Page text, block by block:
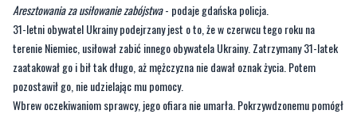
zaatakował go i bił tak długo, aż mężczyzna nie dawał oznak życia. Potem
pozostawił go, nie udzielając mu pomocy.
Wbrew oczekiwaniom sprawcy, jego ofiara nie umarła. Pokrzywdzonemu pomógł
przechodzień, który zaalarmował policjantów.
[youtube]DFIlzuyZ1eA[/youtube]
—Policjanci z Wydziału Poszukiwań i Identyfikacji Osób Komendy Wojewódzkiej